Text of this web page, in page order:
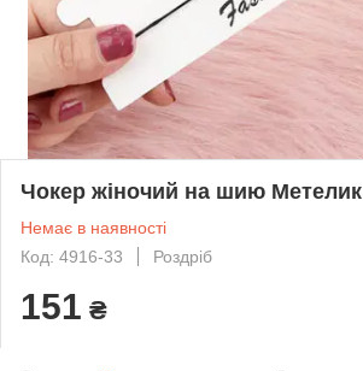
Чокер жіночий на шию Метелик
Немає в наявності
Код: 4916-33
Роздріб
151 ₴